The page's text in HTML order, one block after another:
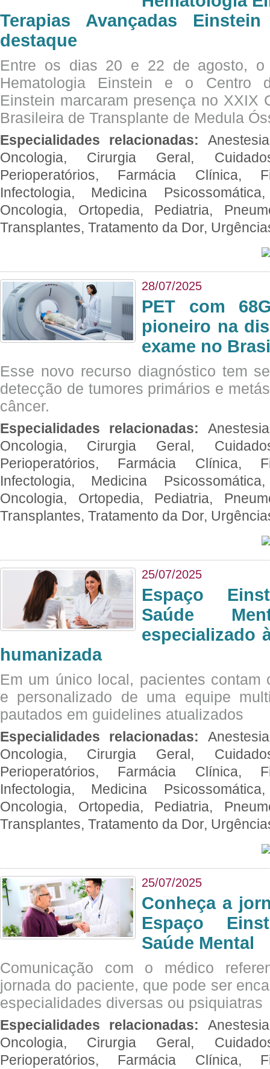
Terapias Avançadas
destaque
Entre os dias 20 e 22 de agosto, o
Hematologia Einstein e o Centro
Einstein marcaram presença no XXIX
Brasileira de Transplante de Medula
Especialidades relacionadas:
Oncologia, Cirurgia Geral,
Perioperatórios, Farmácia Clínica,
Infectologia, Medicina
Oncologia, Ortopedia, Pediatria,
Transplantes, Tratamento da Dor,
28/07/2025
PET com
pioneiro na
exame no
Esse novo recurso diagnóstico tem
detecção de tumores primários e
câncer.
Especialidades relacionadas:
Oncologia, Cirurgia Geral,
Perioperatórios, Farmácia Clínica,
Infectologia, Medicina
Oncologia, Ortopedia, Pediatria,
Transplantes, Tratamento da Dor,
25/07/2025
Espaço
Saúde
especializado
humanizada
Em um único local, pacientes contam
e personalizado de uma equipe
pautados em guidelines atualizados
Especialidades relacionadas:
Oncologia, Cirurgia Geral,
Perioperatórios, Farmácia Clínica,
Infectologia, Medicina
Oncologia, Ortopedia, Pediatria,
Transplantes, Tratamento da Dor,
25/07/2025
Conheça a
Espaço
Saúde Mental
Comunicação com o médico
jornada do paciente, que pode ser
especialidades diversas ou psiquiatras
Especialidades relacionadas:
Oncologia, Cirurgia Geral,
Perioperatórios, Farmácia Clínica,